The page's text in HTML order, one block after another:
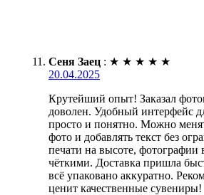
Сеня Заец : ★ ★ ★ ★ ★
20.04.2025
Крутейший опыт! Заказал
доволен. Удобный интерфейс
просто и понятно. Можно
фото и добавлять текст без
печати на высоте, фотографии
чёткими. Доставка пришла
всё упаковано аккуратно.
ценит качественные сувениры!